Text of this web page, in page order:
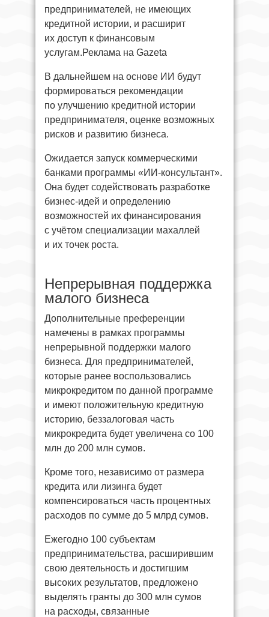
предпринимателей, не имеющих
кредитной истории, и расширит
их доступ к финансовым
услугам.Реклама на Gazeta
В дальнейшем на основе ИИ будут
формироваться рекомендации
по улучшению кредитной истории
предпринимателя, оценке возможных
рисков и развитию бизнеса.
Ожидается запуск коммерческими
банками программы «ИИ-консультант».
Она будет содействовать разработке
бизнес-идей и определению
возможностей их финансирования
с учётом специализации махаллей
и их точек роста.
Непрерывная поддержка
малого бизнеса
Дополнительные преференции
намечены в рамках программы
непрерывной поддержки малого
бизнеса. Для предпринимателей,
которые ранее воспользовались
микрокредитом по данной программе
и имеют положительную кредитную
историю, беззалоговая часть
микрокредита будет увеличена со 100
млн до 200 млн сумов.
Кроме того, независимо от размера
кредита или лизинга будет
компенсироваться часть процентных
расходов по сумме до 5 млрд сумов.
Ежегодно 100 субъектам
предпринимательства, расширившим
свою деятельность и достигшим
высоких результатов, предложено
выделять гранты до 300 млн сумов
на расходы, связанные